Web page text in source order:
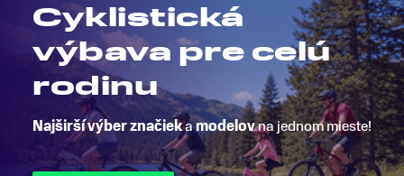
Cyklistická
výbava pre celú
rodinu
Najširší výberznačiekamodelovna jednom mieste!